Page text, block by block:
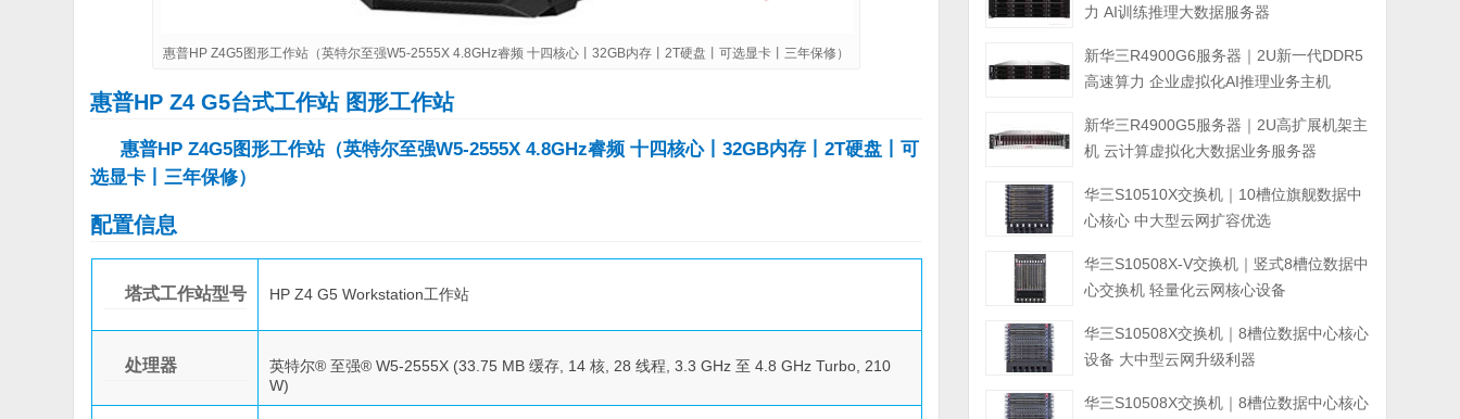
惠普HP Z4G5图形工作站（英特尔至强W5-2555X 4.8GHz睿频 十四核心丨32GB内存丨2T硬盘丨可选显卡丨三年保修）
惠普HP Z4 G5台式工作站 图形工作站
惠普HP Z4G5图形工作站（英特尔至强W5-2555X 4.8GHz睿频 十四核心丨32GB内存丨2T硬盘丨可
选显卡丨三年保修）
配置信息
塔式工作站型号 HP Z4 G5 Workstation工作站
处理器
英特尔® 至强® W5-2555X (33.75 MB 缓存, 14 核, 28 线程, 3.3 GHz 至 4.8 GHz Turbo, 210
W)
力 AI训练推理大数据服务器
新华三R4900G6服务器｜2U新一代DDR5
高速算力 企业虚拟化AI推理业务主机
新华三R4900G5服务器｜2U高扩展机架主
机 云计算虚拟化大数据业务服务器
华三S10510X交换机｜10槽位旗舰数据中
心核心 中大型云网扩容优选
华三S10508X-V交换机｜竖式8槽位数据中
心交换机 轻量化云网核心设备
华三S10508X交换机｜8槽位数据中心核心
设备 大中型云网升级利器
华三S10508X交换机｜8槽位数据中心核心